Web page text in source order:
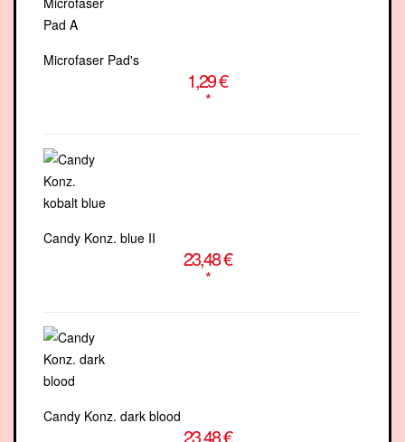
Microfaser Pad's
1,29 €
*
Candy Konz. blue II
23,48 €
*
Candy Konz. dark blood
23,48 €